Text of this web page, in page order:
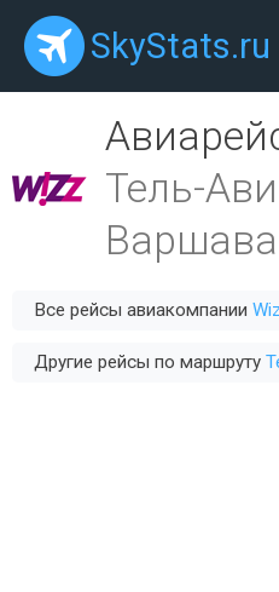
SkyStats.ru
Тель-
Варшава
Все рейсы авиакомпании
Другие рейсы по маршруту